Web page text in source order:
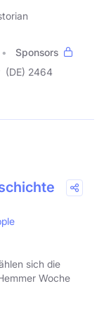
Sponsors
(DE) 2464
sich die
Woche